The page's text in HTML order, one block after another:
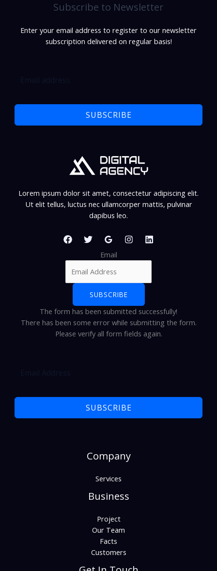
Subscribe to Newsletter
Enter your email address to register to our newsletter
subscription delivered on regular basis!
SUBSCRIBE
Lorem ipsum dolor sit amet, consectetur adipiscing elit.
Ut elit tellus, luctus nec ullamcorper mattis, pulvinar
dapibus leo.
Email
SUBSCRIBE
The form has been submitted successfully!
There has been some error while submitting the form.
Please verify all form fields again.
SUBSCRIBE
Company
Services
Business
Project
Our Team
Facts
Customers